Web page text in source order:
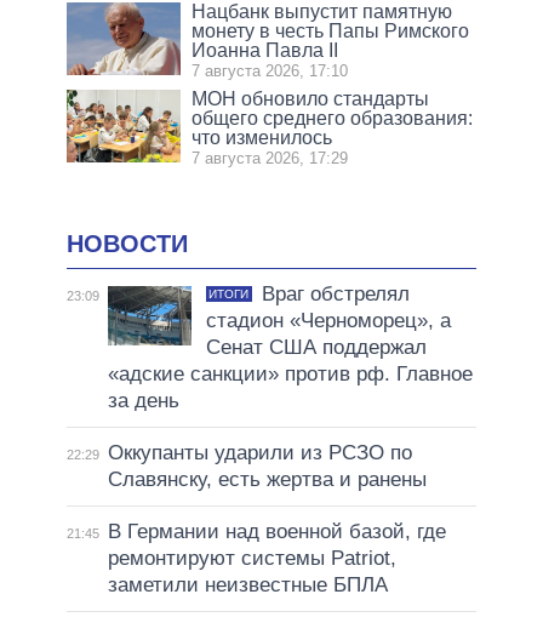
Нацбанк выпустит памятную
монету в честь Папы Римского
Иоанна Павла II
7 августа 2026, 17:10
МОН обновило стандарты
общего среднего образования:
что изменилось
7 августа 2026, 17:29
НОВОСТИ
23:09 ИТОГИ
Враг обстрелял
стадион «Черноморец», а
Сенат США поддержал
«адские санкции» против рф. Главное
за день
22:29 Оккупанты ударили из РСЗО по
Славянску, есть жертва и ранены
21:45
В Германии над военной базой, где
ремонтируют системы Patriot,
заметили неизвестные БПЛА